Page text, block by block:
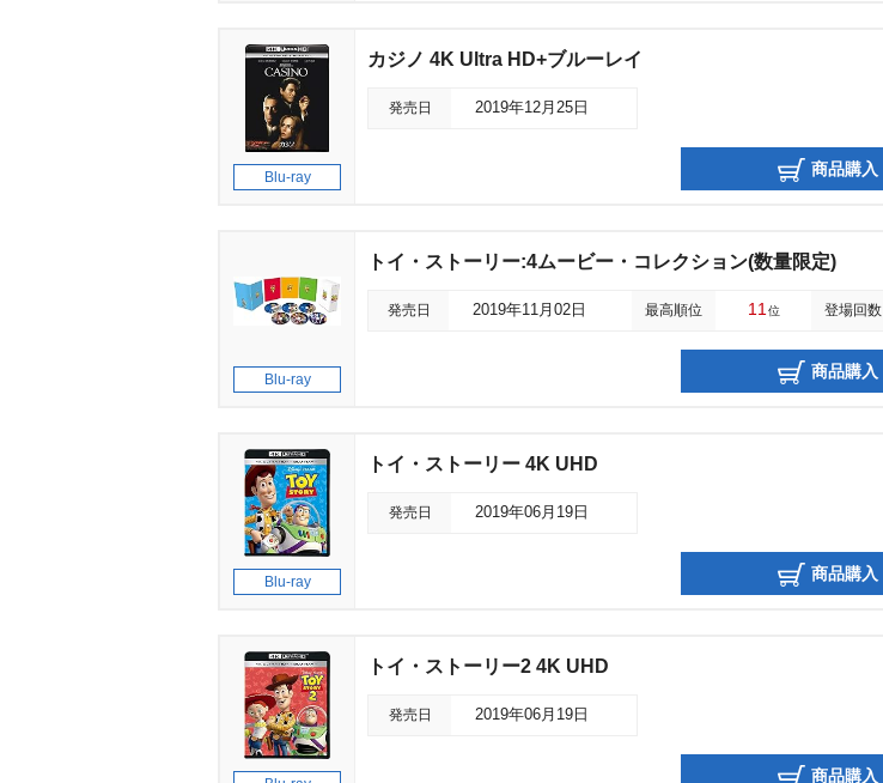
Blu-ray
カジノ 4K Ultra HD+ブルーレイ
発売日 2019年12月25日
商品購入
Blu-ray
トイ・ストーリー:4ムービー・コレクション(数量限定)
発売日 2019年11月02日 最高順位 11 位 登場回数
商品購入
Blu-ray
トイ・ストーリー 4K UHD
発売日 2019年06月19日
商品購入
トイ・ストーリー2 4K UHD
発売日 2019年06月19日
商品購入